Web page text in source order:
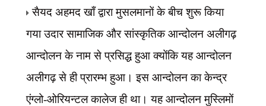
सैयद अहमद खाँ द्वारा मुसलमानों के बीच शुरू किया
गया उदार सामाजिक और सांस्कृतिक आन्दोलन अलीगढ़
आन्दोलन के नाम से प्रसिद्ध हुआ क्योंकि यह आन्दोलन
अलीगढ़ से ही प्रारम्भ हुआ। इस आन्दोलन का केन्द्र
एंग्लो-ओरियन्टल कालेज ही था। यह आन्दोलन मुस्लिमों